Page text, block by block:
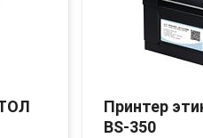
Принтер
BS-350